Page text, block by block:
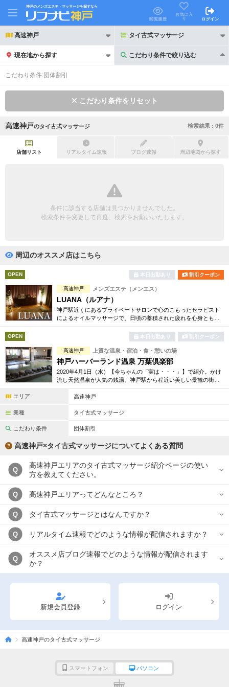
神戸のメンズエステ・マッサージを探すなら
閲覧履歴
お気に入
り
ログイン
高速神戸 タイ古式マッサージ
現在地から探す こだわり条件で絞り込む
こだわり条件で絞り込む
初回割引あり リピーター割引あり
団体様歓迎
ペアルームあり
フットバスあり 岩盤浴あり
専用駐車場あり 有資格者在籍
日本人スタッフのみ 女性スタッフのみ
スタッフ指名可 Ｗセラピスト
駅から徒歩5分以内
こだわり条件を変更
こだわり条件:団体割引
こだわり条件をリセット
高速神戸のタイ古式マッサージ 検索結果 : 0件
店舗リスト リアルタイム速報 ブログ速報 周辺地図から探す
条件に該当する店舗は見つかりませんでした。
検索条件を変更して再度、検索をお願いいたします。
周辺のオススメ店はこちら
OPEN 本日出勤あり 割引クーポン
高速神戸 メンズエステ（メンエス）
LUANA（ルアナ）
神戸駅近くにあるプライベートサロンで心のこもったセラピスト
によるオイルマッサージで、日頃の蓄積された疲れを心身ともに
OPEN 本日出勤あり 割引クーポン
高速神戸 上質な温泉・宿泊・食・憩いの場
神戸ハーバーランド温泉 万葉倶楽部
2020年4月1日（水）【今ちゃんの「実は・・・」】で紹介。かけ
流し天然温泉が人気の銭湯。神戸駅から程近い美しい景観の街に
市の温泉郷」です。
エリア 高速神戸
業種 タイ古式マッサージ
こだわり条件 団体割引
高速神戸×タイ古式マッサージについてよくある質問
Q
高速神戸エリアのタイ古式マッサージ紹介ページの使い
方を教えてください。
Q 高速神戸エリアってどんなところ？
Q タイ古式マッサージとはなんですか？
Q リアルタイム速報でどのような情報が配信されますか？
Q
オススメ店ブログ速報でどのような情報が配信されます
か？
新規会員登録 ログイン
高速神戸のタイ古式マッサージ
スマートフォン パソコン